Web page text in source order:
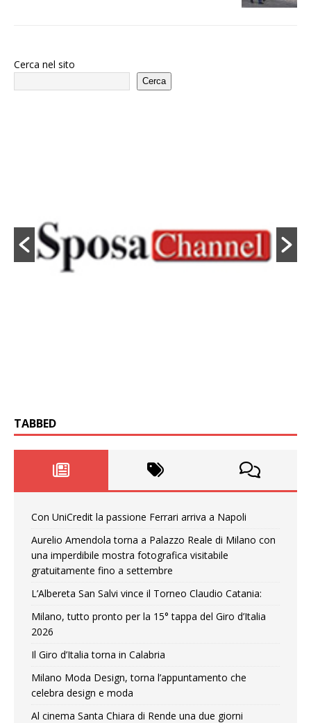
Cerca nel sito
Cerca
TABBED
Con UniCredit la passione Ferrari arriva a Napoli
Aurelio Amendola torna a Palazzo Reale di Milano con
una imperdibile mostra fotografica visitabile
gratuitamente fino a settembre
L’Albereta San Salvi vince il Torneo Claudio Catania:
Milano, tutto pronto per la 15° tappa del Giro d’Italia
2026
Il Giro d’Italia torna in Calabria
Milano Moda Design, torna l’appuntamento che
celebra design e moda
Al cinema Santa Chiara di Rende una due giorni